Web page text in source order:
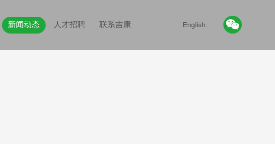
新闻动态 人才招聘 联系吉康 English.